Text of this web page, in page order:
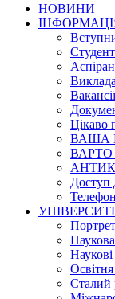
НОВИНИ
Вакансії
Цікаво
ВАША
ВАРТО
Доступ
Освітня
Сталий